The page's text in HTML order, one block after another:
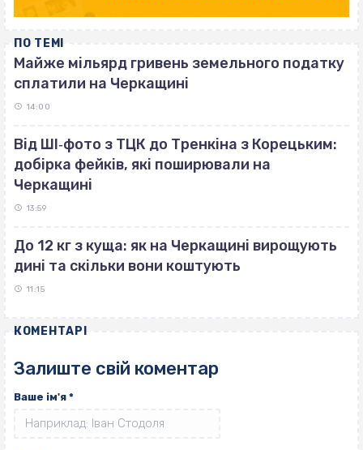
ПО ТЕМІ
Майже мільярд гривень земельного податку
сплатили на Черкащині
14:00
Від ШІ‐фото з ТЦК до Тренкіна з Корецьким:
добірка фейків, які поширювали на
Черкащині
13:59
До 12 кг з куща: як на Черкащині вирощують
дині та скільки вони коштують
11:15
КОМЕНТАРІ
Залиште свій коментар
Ваше ім'я *